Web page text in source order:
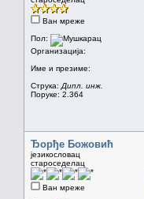
Ван мреже
Пол:
Организација:
Име и презиме:
Струка: Дипл. инж.
Поруке: 2.364
Ђорђе Божовић
језикословац
староседелац
Ван мреже